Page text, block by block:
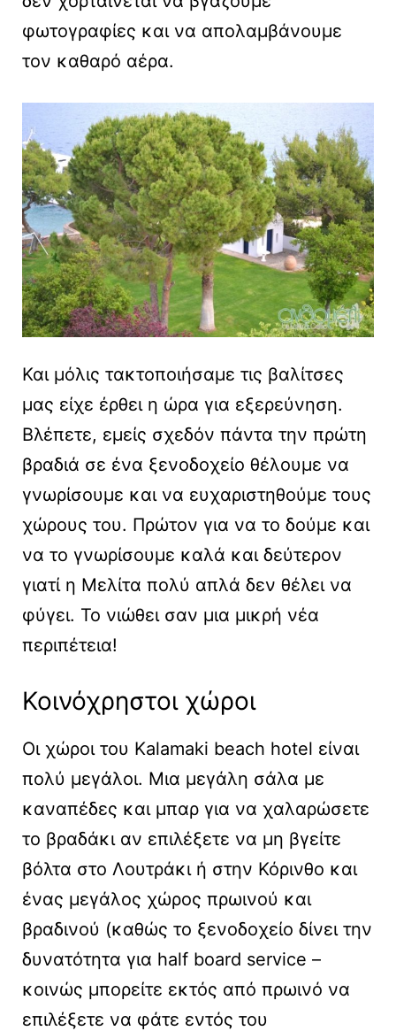
φωτογραφίες και να απολαμβάνουμε
τον καθαρό αέρα.
Και μόλις τακτοποιήσαμε τις βαλίτσες
μας είχε έρθει η ώρα για εξερεύνηση.
Βλέπετε, εμείς σχεδόν πάντα την πρώτη
βραδιά σε ένα ξενοδοχείο θέλουμε να
γνωρίσουμε και να ευχαριστηθούμε τους
χώρους του. Πρώτον για να το δούμε και
να το γνωρίσουμε καλά και δεύτερον
γιατί η Μελίτα πολύ απλά δεν θέλει να
φύγει. Το νιώθει σαν μια μικρή νέα
περιπέτεια!
Κοινόχρηστοι χώροι
Οι χώροι του Kalamaki beach hotel είναι
πολύ μεγάλοι. Μια μεγάλη σάλα με
καναπέδες και μπαρ για να χαλαρώσετε
το βραδάκι αν επιλέξετε να μη βγείτε
βόλτα στο Λουτράκι ή στην Κόρινθο και
ένας μεγάλος χώρος πρωινού και
βραδινού (καθώς το ξενοδοχείο δίνει την
δυνατότητα για half board service –
κοινώς μπορείτε εκτός από πρωινό να
επιλέξετε να φάτε εντός του